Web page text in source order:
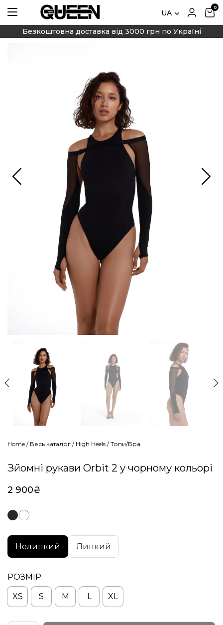
UA
Безкоштовна доставка від 3000 грн по Україні
Home / Весь каталог / High Heels / Топи/Бра
Зйомні рукави Orbit 2 у чорному кольорі
2 900₴
Нелипкий Липкий
РОЗМІР
XS S M L XL